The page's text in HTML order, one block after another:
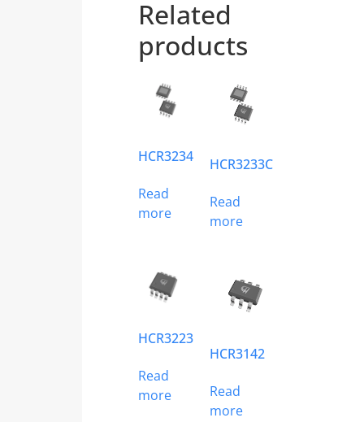
Related
products
HCR3234
Read
more
HCR3233C
Read
more
HCR3223
Read
more
HCR3142
Read
more